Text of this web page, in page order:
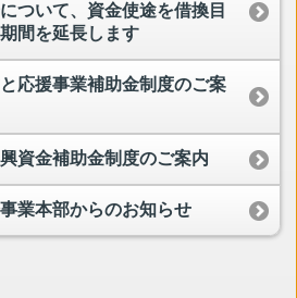
ついて、資金使途を借換目
間を延長します
応援事業補助金制度のご案
資金補助金制度のご案内
業本部からのお知らせ